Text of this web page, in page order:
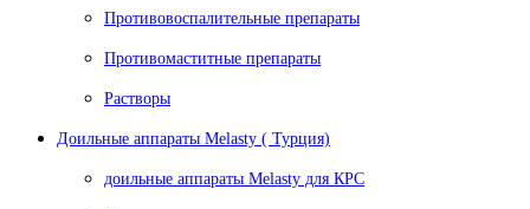
Противовоспалительные препараты
Противомаститные препараты
Растворы
Доильные аппараты Melasty ( Турция)
доильные аппараты Melasty для КРС